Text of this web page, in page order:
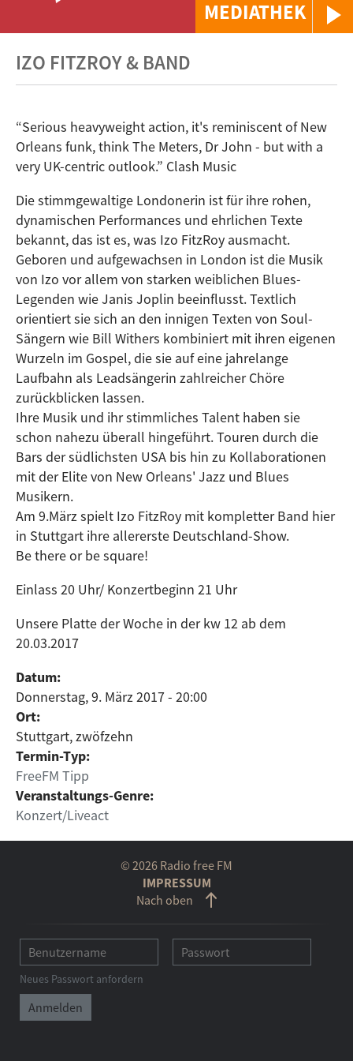
MEDIATHEK
IZO FITZROY & BAND
“Serious heavyweight action, it's reminiscent of New
Orleans funk, think The Meters, Dr John - but with a
very UK-centric outlook.” Clash Music
Die stimmgewaltige Londonerin ist für ihre rohen,
dynamischen Performances und ehrlichen Texte
bekannt, das ist es, was Izo FitzRoy ausmacht.
Geboren und aufgewachsen in London ist die Musik
von Izo vor allem von starken weiblichen Blues-
Legenden wie Janis Joplin beeinflusst. Textlich
orientiert sie sich an den innigen Texten von Soul-
Sängern wie Bill Withers kombiniert mit ihren eigenen
Wurzeln im Gospel, die sie auf eine jahrelange
Laufbahn als Leadsängerin zahlreicher Chöre
zurückblicken lassen.
Ihre Musik und ihr stimmliches Talent haben sie
schon nahezu überall hingeführt. Touren durch die
Bars der südlichsten USA bis hin zu Kollaborationen
mit der Elite von New Orleans' Jazz und Blues
Musikern.
Am 9.März spielt Izo FitzRoy mit kompletter Band hier
in Stuttgart ihre allererste Deutschland-Show.
Be there or be square!
Einlass 20 Uhr/ Konzertbeginn 21 Uhr
Unsere Platte der Woche in der kw 12 ab dem
20.03.2017
Datum:
Donnerstag, 9. März 2017 - 20:00
Ort:
Stuttgart, zwöfzehn
Termin-Typ:
FreeFM Tipp
Veranstaltungs-Genre:
Konzert/Liveact
© 2026 Radio free FM
IMPRESSUM
Nach oben
Neues Passwort anfordern